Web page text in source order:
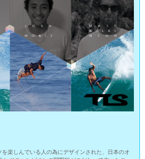
楽しんでいる人の為にデザインされた、日本のオ